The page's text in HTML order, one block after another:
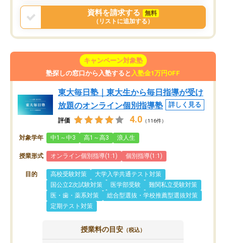
資料を請求する
無料
（リストに追加する）
キャンペーン対象塾
塾探しの窓口から入塾すると 入塾金1万円OFF
東大毎日塾｜東大生から毎日指導が受け
放題のオンライン個別指導塾
詳しく見る
評価 4.0 （116件）
対象学年 中1～中3 高1～高3 浪人生
授業形式 オンライン個別指導(1:1) 個別指導(1:1)
目的 高校受験対策
大学入学共通テスト対策
国公立2次試験対策
医学部受験
難関私立受験対策
医・歯・薬系対策
総合型選抜・学校推薦型選抜対策
定期テスト対策
授業料の目安 （税込）